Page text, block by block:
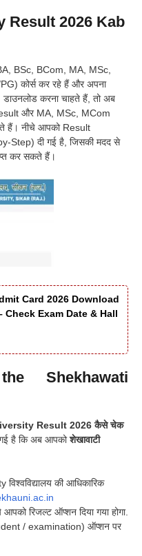
Result 2026 Kab
BSc, BCom, MA, MSc,
कोर्स कर रहे हैं और अपना
करना चाहते हैं, तो अब
और MA, MSc, MCom
हैं। नीचे आपको Result
Step) दी गई है, जिसकी मदद से
कर सकते हैं।
Card 2026 Download
Check Exam Date & Hall
Shekhawati
Result 2026कैसे चेक
गई है कि अब आपकोशेखावाटी
की आधिकारिक
रिजल्ट ऑप्शन दिया गया होगा.
/ examination) ऑप्शन पर